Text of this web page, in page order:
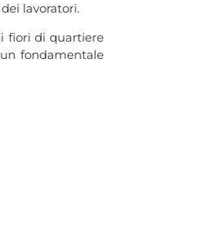
lavoratori.
fiori di quartiere
fondamentale